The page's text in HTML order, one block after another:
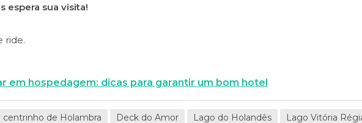
espera sua visita!
ride.
em hospedagem: dicas para garantir um bom hotel
centrinho de Holambra Deck do Amor Lago do Holandês
Lago Vitória